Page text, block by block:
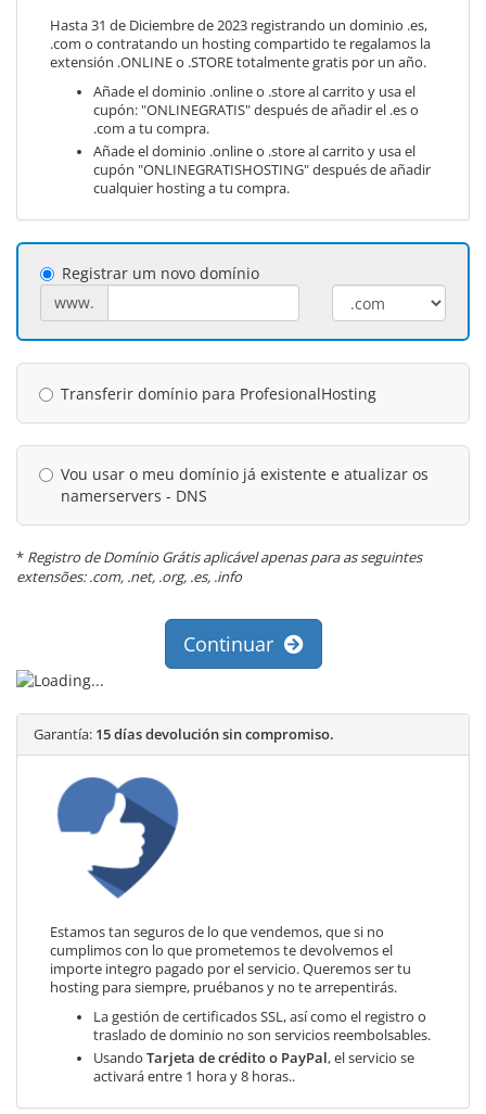
Hasta 31 de Diciembre de 2023 registrando un dominio .es,
.com o contratando un hosting compartido te regalamos la
extensión .ONLINE o .STORE totalmente gratis por un año.
Añade el dominio .online o .store al carrito y usa el
cupón: "ONLINEGRATIS" después de añadir el .es o
.com a tu compra.
Añade el dominio .online o .store al carrito y usa el
cupón "ONLINEGRATISHOSTING" después de añadir
cualquier hosting a tu compra.
Registrar um novo domínio
www.
Transferir domínio para ProfesionalHosting
Vou usar o meu domínio já existente e atualizar os
namerservers - DNS
* Registro de Domínio Grátis aplicável apenas para as seguintes
extensões: .com, .net, .org, .es, .info
Continuar
Garantía: 15 días devolución sin compromiso.
Estamos tan seguros de lo que vendemos, que si no
cumplimos con lo que prometemos te devolvemos el
importe integro pagado por el servicio. Queremos ser tu
hosting para siempre, pruébanos y no te arrepentirás.
La gestión de certificados SSL, así como el registro o
traslado de dominio no son servicios reembolsables.
Usando Tarjeta de crédito o PayPal, el servicio se
activará entre 1 hora y 8 horas..